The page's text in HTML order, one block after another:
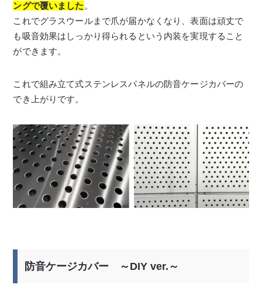
ングで覆いました 。
これでグラスウールまで爪が届かなくなり、表面は頑丈で
も吸音効果はしっかり得られるという内装を実現すること
ができます。
これで組み立て式ステンレスパネルの防音ケージカバーの
でき上がりです。
防音ケージカバー ～DIY ver.～